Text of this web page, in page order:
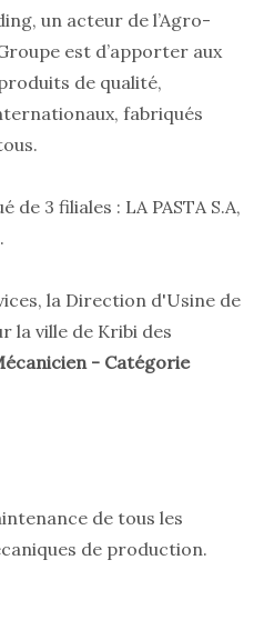
un acteur de l’Agro-
est d’apporter aux
de qualité,
fabriqués
3 filiales : LA PASTA S.A,
la Direction d'Usine de
la ville de Kribi des
- Catégorie
de tous les
de production.